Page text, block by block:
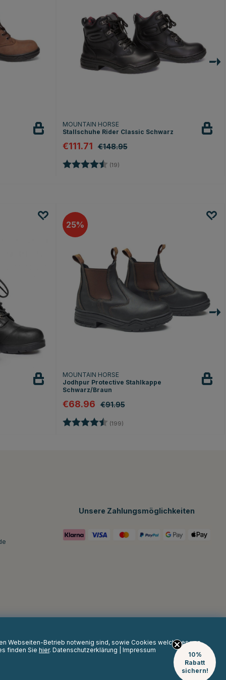
MOUNTAIN HORSE
Stallschuhe Rider Classic Schwarz
€111.71 €148.95
Bewertung: (19)
25
MOUNTAIN HORSE
Jodhpur Protective Stahlkappe
Schwarz/Braun
€68.96 €91.95
Bewertung: (199)
Unsere Zahlungsmöglichkeiten
Webseiten-Betrieb notwenig sind, sowie Cookies welche es uns
finden Sie hier. Datenschutzerklärung Impressum
10%
Rabatt
sichern!